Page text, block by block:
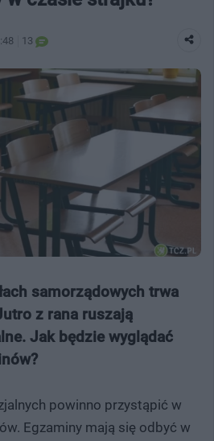
13
samorządowych trwa
z rana ruszają
Jak będzie wyglądać
powinno przystąpić w
Egzaminy mają się odbyć w